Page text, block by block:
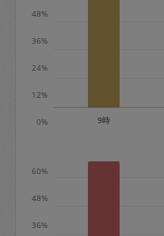
※キャンセル料
0%
12%
24%
36%
48%
9時
36%
48%
60%